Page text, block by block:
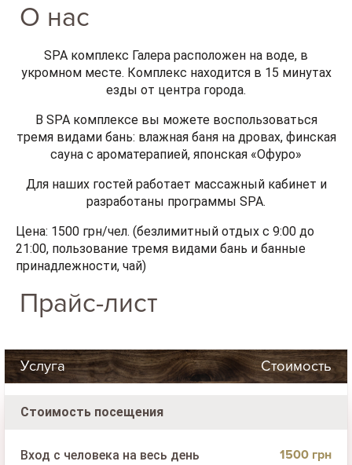
О нас
SPA комплекс Галера расположен на воде, в
укромном месте. Комплекс находится в 15 минутах
езды от центра города.
В SPA комплексе вы можете воспользоваться
тремя видами бань: влажная баня на дровах, финская
сауна с ароматерапией, японская «Офуро»
Для наших гостей работает массажный кабинет и
разработаны программы SPA.
Цена: 1500 грн/чел. (безлимитный отдых с 9:00 до
21:00, пользование тремя видами бань и банные
принадлежности, чай)
Прайс-лист
Услуга Стоимость
Стоимость посещения
Вход с человека на весь день 1500 грн